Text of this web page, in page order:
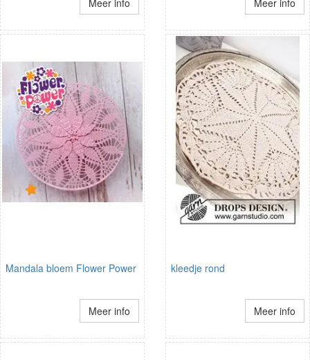
Meer info Meer info
Mandala bloem Flower Power
Meer info
kleedje rond
Meer info